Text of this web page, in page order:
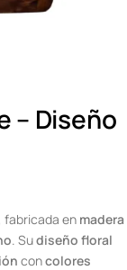
– Diseño
fabricada en madera
. Sudiseño floral
concolores